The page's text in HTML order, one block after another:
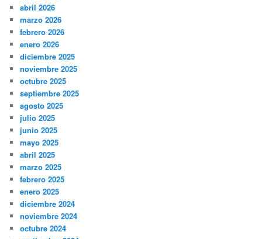
abril 2026
marzo 2026
febrero 2026
enero 2026
diciembre 2025
noviembre 2025
octubre 2025
septiembre 2025
agosto 2025
julio 2025
junio 2025
mayo 2025
abril 2025
marzo 2025
febrero 2025
enero 2025
diciembre 2024
noviembre 2024
octubre 2024